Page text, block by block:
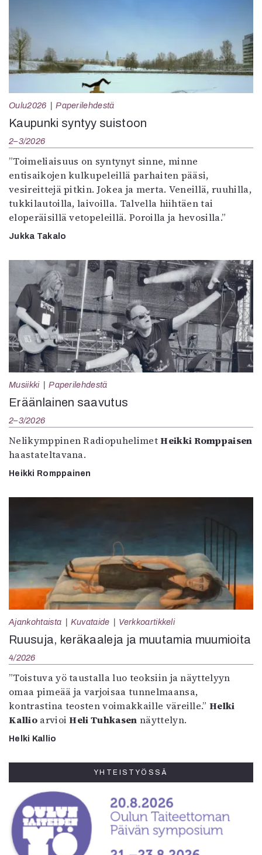
Oulu2026 Paperilehdestä
Kaupunki syntyy suistoon
2–3/2026
”Toimeliaisuus on syntynyt sinne, minne
entisaikojen kulkupeleillä parhaiten pääsi,
vesireittejä pitkin. Jokea ja merta. Veneillä, ruuhilla,
tukkilautoilla, laivoilla. Talvella hiihtäen tai
eloperäisillä vetopeleillä. Poroilla ja hevosilla.”
Jukka Takalo
Musiikki Paperilehdestä
Eräänlainen saavutus
2–3/2026
Nelikymppinen RadiopuhelimetHeikki Romppaisen
haastateltavana.
Heikki Romppainen
Ajankohtaista Kuvataide Verkkoartikkeli
Ruusuja, keräkaaleja ja muutamia muumioita
4/2026
”Toistuva yö taustalla luo teoksiin ja näyttelyyn
omaa pimeää ja varjoisaa tunnelmaansa,
kontrastina teosten voimakkaille väreille.”Helki
KallioarvioiHeli Tuhkasen näyttelyn.
Helki Kallio
YHTEISTYÖSSÄ